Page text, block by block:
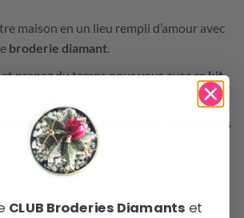
maison en un lieu rempli d’amour avec
broderie diamant.
prenez du temps pour vous avec cekit
decouple de diamants étincelants
parfaite dans votre salon ou votre
aimé(e) pour la Saint-Valentin ou
CLUB Broderies Diamantset